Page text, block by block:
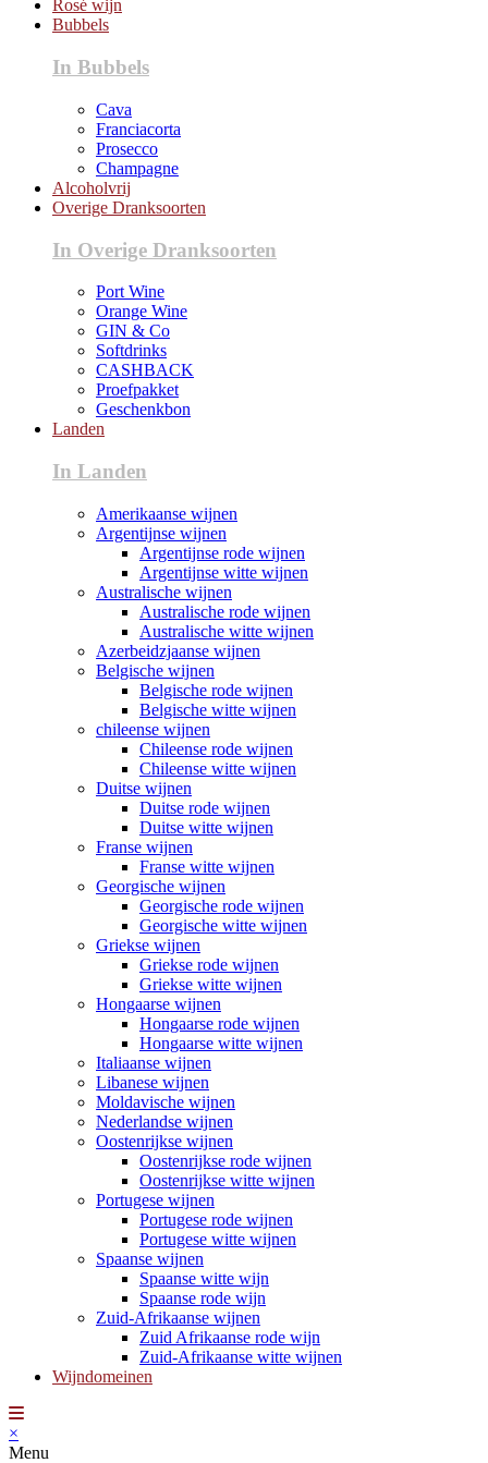
Rosé wijn
Bubbels
In Bubbels
Cava
Franciacorta
Prosecco
Champagne
Alcoholvrij
Overige Dranksoorten
In Overige Dranksoorten
Port Wine
Orange Wine
GIN & Co
Softdrinks
CASHBACK
Proefpakket
Geschenkbon
Landen
In Landen
Amerikaanse wijnen
Argentijnse wijnen
Argentijnse rode wijnen
Argentijnse witte wijnen
Australische wijnen
Australische rode wijnen
Australische witte wijnen
Azerbeidzjaanse wijnen
Belgische wijnen
Belgische rode wijnen
Belgische witte wijnen
chileense wijnen
Chileense rode wijnen
Chileense witte wijnen
Duitse wijnen
Duitse rode wijnen
Duitse witte wijnen
Franse wijnen
Franse witte wijnen
Georgische wijnen
Georgische rode wijnen
Georgische witte wijnen
Griekse wijnen
Griekse rode wijnen
Griekse witte wijnen
Hongaarse wijnen
Hongaarse rode wijnen
Hongaarse witte wijnen
Italiaanse wijnen
Libanese wijnen
Moldavische wijnen
Nederlandse wijnen
Oostenrijkse wijnen
Oostenrijkse rode wijnen
Oostenrijkse witte wijnen
Portugese wijnen
Portugese rode wijnen
Portugese witte wijnen
Spaanse wijnen
Spaanse witte wijn
Spaanse rode wijn
Zuid-Afrikaanse wijnen
Zuid Afrikaanse rode wijn
Zuid-Afrikaanse witte wijnen
Wijndomeinen
×
Menu